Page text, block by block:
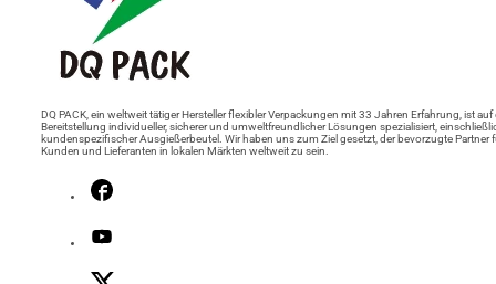
DQ PACK, ein weltweit tätiger Hersteller flexibler Verpackungen mit 33 Jahren Erfahrung, ist auf
Bereitstellung individueller, sicherer und umweltfreundlicher Lösungen spezialisiert,
kundenspezifischer Ausgießerbeutel. Wir haben uns zum Ziel gesetzt, der bevorzugte Partner
Kunden und Lieferanten in lokalen Märkten weltweit zu sein.